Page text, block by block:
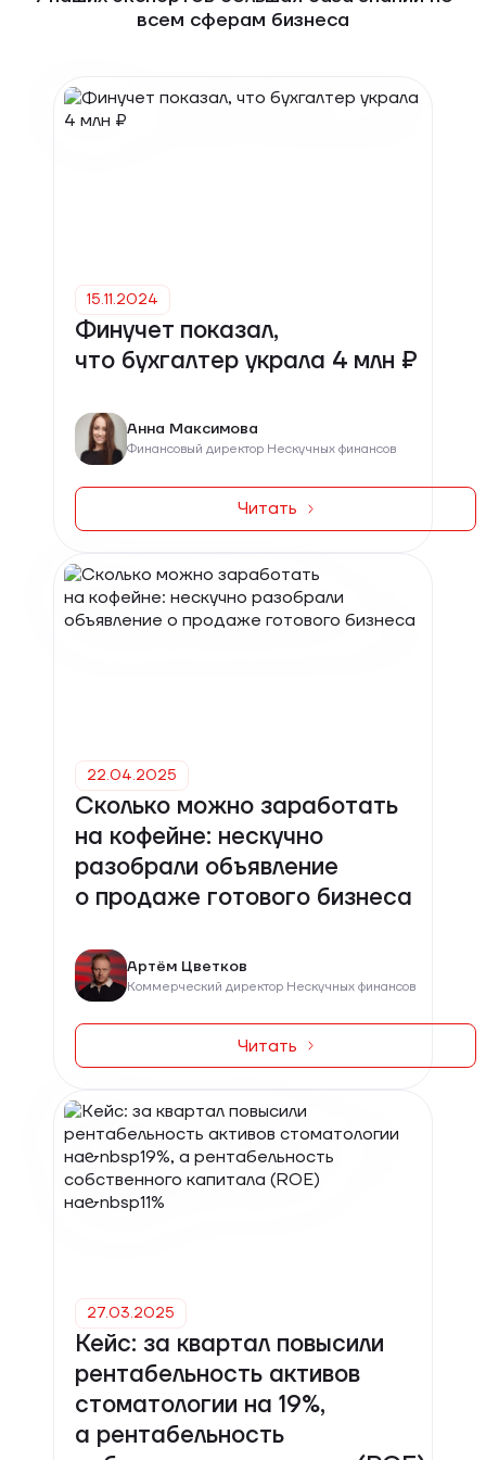
всем сферам бизнеса
15.11.2024
Финучет показал,
что бухгалтер украла 4 млн ₽
Анна Максимова
Финансовый директор Нескучных финансов
Читать
22.04.2025
Сколько можно заработать
на кофейне: нескучно
разобрали объявление
о продаже готового бизнеса
Артём Цветков
Коммерческий директор Нескучных финансов
Читать
27.03.2025
Кейс: за квартал повысили
рентабельность активов
стоматологии на 19%,
а рентабельность